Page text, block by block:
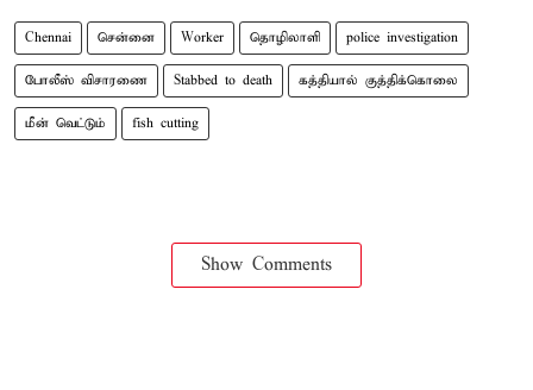
Chennai சென்னை Worker தொழிலாளி police investigation
போலீஸ் விசாரணை Stabbed to death கத்தியால் குத்திக்கொலை
மீன் வெட்டும் fish cutting
Show Comments